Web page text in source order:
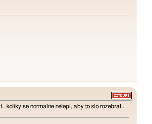
koliky se normalne nelepi, aby to slo rozebrat..